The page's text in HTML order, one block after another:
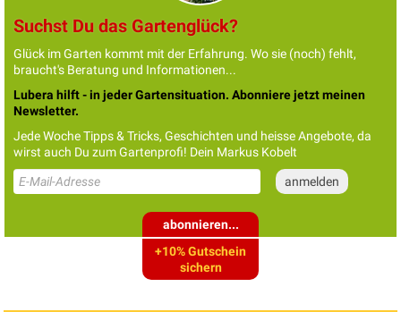
Suchst Du das Gartenglück?
Glück im Garten kommt mit der Erfahrung. Wo sie (noch) fehlt,
braucht's Beratung und Informationen...
Lubera hilft - in jeder Gartensituation. Abonniere jetzt meinen
Newsletter.
Jede Woche Tipps & Tricks, Geschichten und heisse Angebote, da
wirst auch Du zum Gartenprofi! Dein Markus Kobelt
abonnieren...
+10% Gutschein
sichern